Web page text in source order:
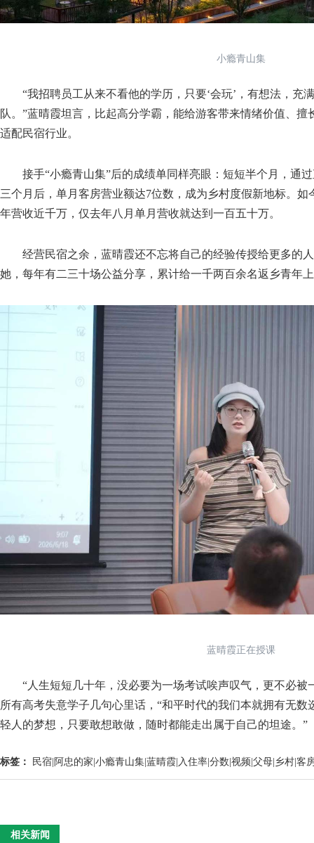
小瘾青山集
“我招聘员工从来不看他的学历，只要‘会玩’，有想法，充
队。”蓝晴霞坦言，比起高分学霸，能给游客带来情绪价值、擅
适配民宿行业。
接手“小瘾青山集”后的成绩单同样亮眼：短短半个月，通过
三个月后，单月客房营业额达7位数，成为乡村度假新地标。
年营收近千万，仅去年八月单月营收就达到一百五十万。
经营民宿之余，蓝晴霞还不忘将自己的经验传授给更多的人
她，每年有二三十场公益分享，累计给一千两百余名返乡青年
蓝晴霞正在授课
“人生短短几十年，没必要为一场考试唉声叹气，更不必被
所有高考失意学子几句心里话，“和平时代的我们本就拥有无数
轻人的梦想，只要敢想敢做，随时都能走出属于自己的坦途。”
标签： 民宿|阿忠的家|小瘾青山集|蓝晴霞|入住率|分数|视频|父母|乡村|客
相关新闻